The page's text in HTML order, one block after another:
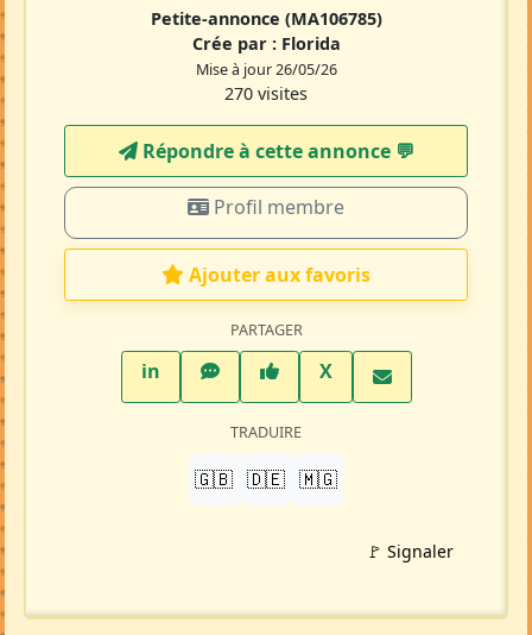
Petite-annonce (MA106785)
Crée par : Florida
Mise à jour 26/05/26
270 visites
Répondre à cette annonce 💬​
Profil membre
Ajouter aux favoris
PARTAGER
inLinkedInWhatsAppFacebook
XTwitter X
TRADUIRE
🇬🇧 🇩🇪 🇲🇬
🚩 Signaler